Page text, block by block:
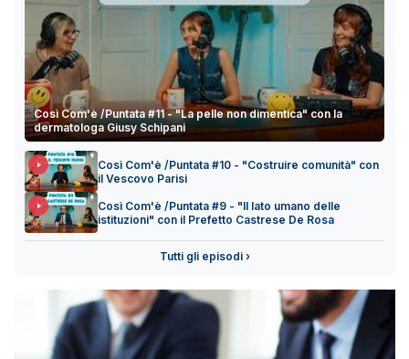
Così Com'è /Puntata #11 - "La pelle non dimentica" con la
dermatologa Giusy Schipani
Così Com'è /Puntata #10 - "Costruire comunità" con
il Vescovo Parisi
Così Com'è /Puntata #9 - "Il lato umano delle
istituzioni" con il Prefetto Castrese De Rosa
Tutti gli episodi ›